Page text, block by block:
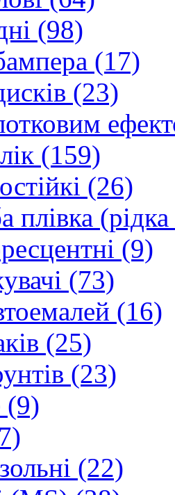
(98)
(17)
(23)
(159)
(26)
плівка
(9)
(73)
(16)
(25)
(23)
(9)
(22)